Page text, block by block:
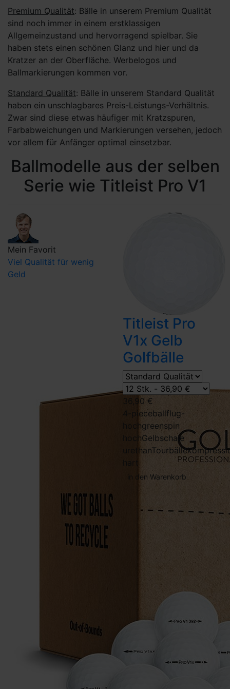
Premium Qualität: Bälle in unserem Premium Qualität
sind noch immer in einem erstklassigen
Allgemeinzustand und hervorragend spielbar. Sie
haben stets einen schönen Glanz und hier und da
Kratzer an der Oberfläche. Werbelogos und
Ballmarkierungen kommen vor.
Standard Qualität: Bälle in unserem Standard Qualität
haben ein unschlagbares Preis-Leistungs-Verhältnis.
Zwar sind diese etwas häufiger mit Kratzspuren,
Farbabweichungen und Markierungen versehen, jedoch
vor allem für Anfänger optimal einsetzbar.
Ballmodelle aus der selben
Serie wie Titleist Pro V1
Mein Favorit
Viel Qualität für wenig
Geld
Titleist Pro
V1x Gelb
Golfbälle
36,90 €
4-pieceballflug-
hochgreenspin
hochGelbschale
urethanTourbälle
in den Warenkorb